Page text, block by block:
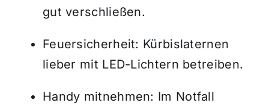
gut verschließen.
Feuersicherheit: Kürbislaternen
lieber mit LED-Lichtern betreiben.
Handy mitnehmen: Im Notfall